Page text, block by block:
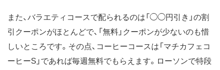
おにぎり各種 50円引き
ローソンオリジナル チルドカッ
プ飲料各種 100円引き
ウチカフェスイーツ各種 55円引
き
また、バラエティコースで配られるのは「◯◯円引き」の割
引クーポンがほとんどで、「無料」クーポンが少ないのも惜
しいところです。その点、コーヒーコースは「マチカフェコ
ーヒーS」であれば毎週無料でもらえます。ローソンで特段